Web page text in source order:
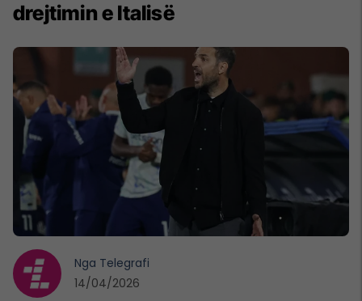
drejtimin e Italisë
Nga Telegrafi
14/04/2026